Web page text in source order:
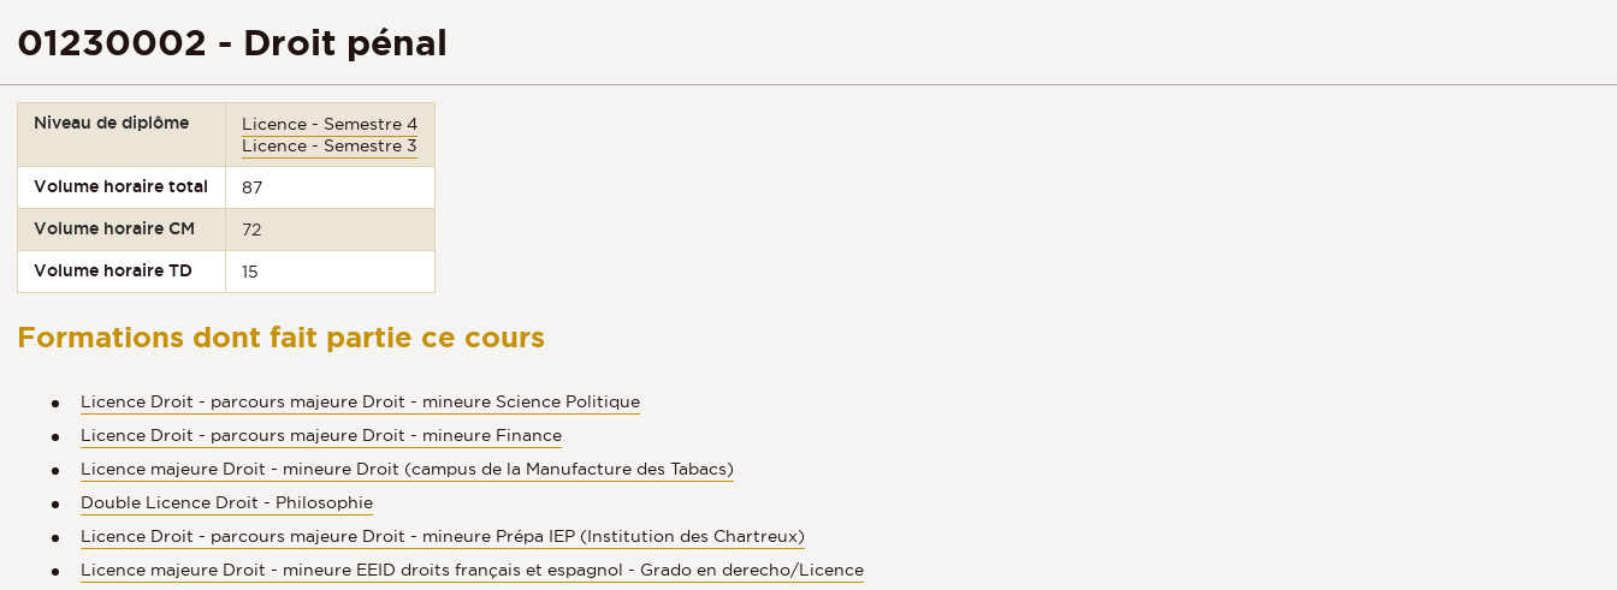
01230002 - Droit pénal
Niveau de diplôme
Licence - Semestre 4
Licence - Semestre 3
Volume horaire total 87
Volume horaire CM 72
Volume horaire TD 15
Formations dont fait partie ce cours
Licence Droit - parcours majeure Droit - mineure Science Politique
Licence Droit - parcours majeure Droit - mineure Finance
Licence majeure Droit - mineure Droit (campus de la Manufacture des Tabacs)
Double Licence Droit - Philosophie
Licence Droit - parcours majeure Droit - mineure Prépa IEP (Institution des Chartreux)
Licence majeure Droit - mineure EEID droits français et espagnol - Grado en derecho/Licence